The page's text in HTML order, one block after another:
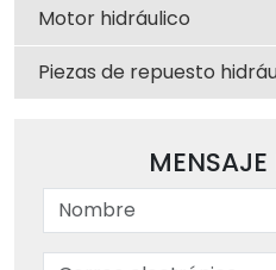
Motor hidráulico
Piezas de repuesto
MENSAJE